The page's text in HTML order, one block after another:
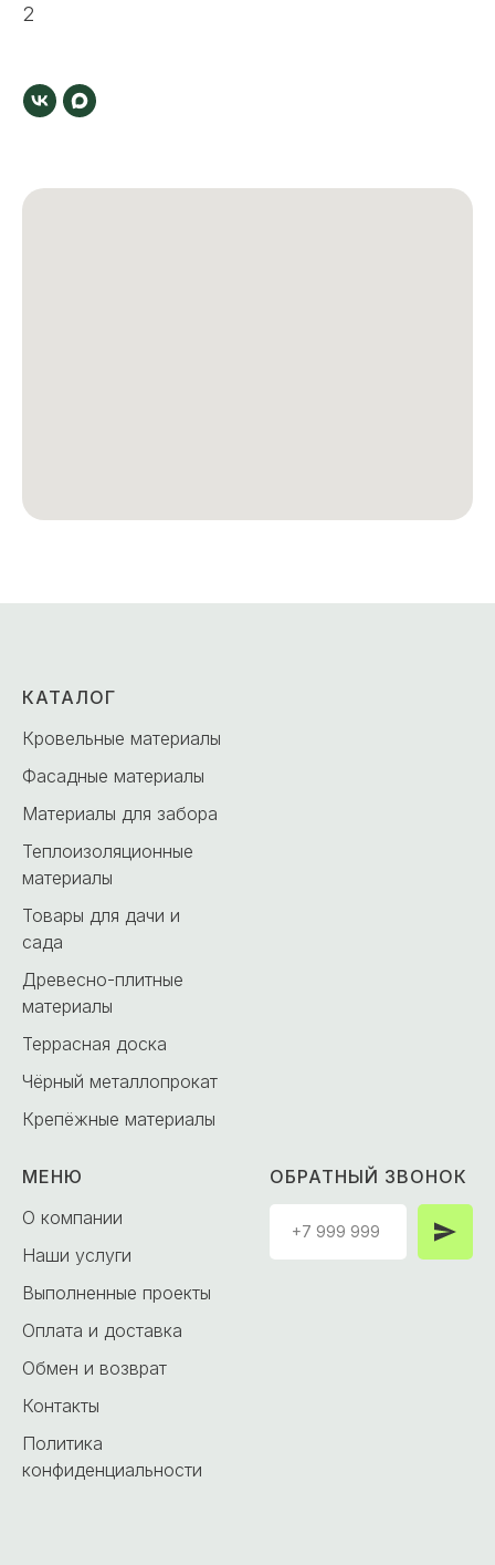
2
КАТАЛОГ
Кровельные материалы
Фасадные материалы
Материалы для забора
Теплоизоляционные
материалы
Товары для дачи и
сада
Древесно-плитные
материалы
Террасная доска
Чёрный металлопрокат
Крепёжные материалы
МЕНЮ
О компании
Наши услуги
Выполненные проекты
Оплата и доставка
Обмен и возврат
Контакты
Политика
конфиденциальности
ОБРАТНЫЙ ЗВОНОК